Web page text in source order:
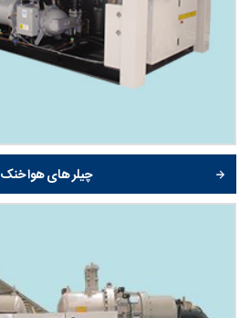
چیلر های هوا خنک